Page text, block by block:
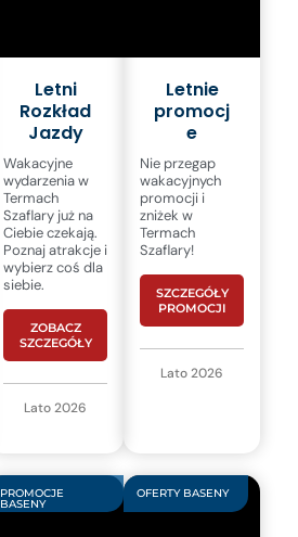
Letni
Rozkład
Jazdy
Wakacyjne
wydarzenia w
Termach
Szaflary już na
Ciebie czekają.
Poznaj atrakcje i
wybierz coś dla
siebie.
ZOBACZ
SZCZEGÓŁY
Lato 2026
Letnie
promocj
e
Nie przegap
wakacyjnych
promocji i
zniżek w
Termach
Szaflary!
SZCZEGÓŁY
PROMOCJI
Lato 2026
PROMOCJE
BASENY
OFERTY BASENY